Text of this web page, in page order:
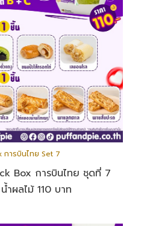
การบินไทย Set 7
Box การบินไทย ชุดที่ 7
ำผลไม้ 110 บาท